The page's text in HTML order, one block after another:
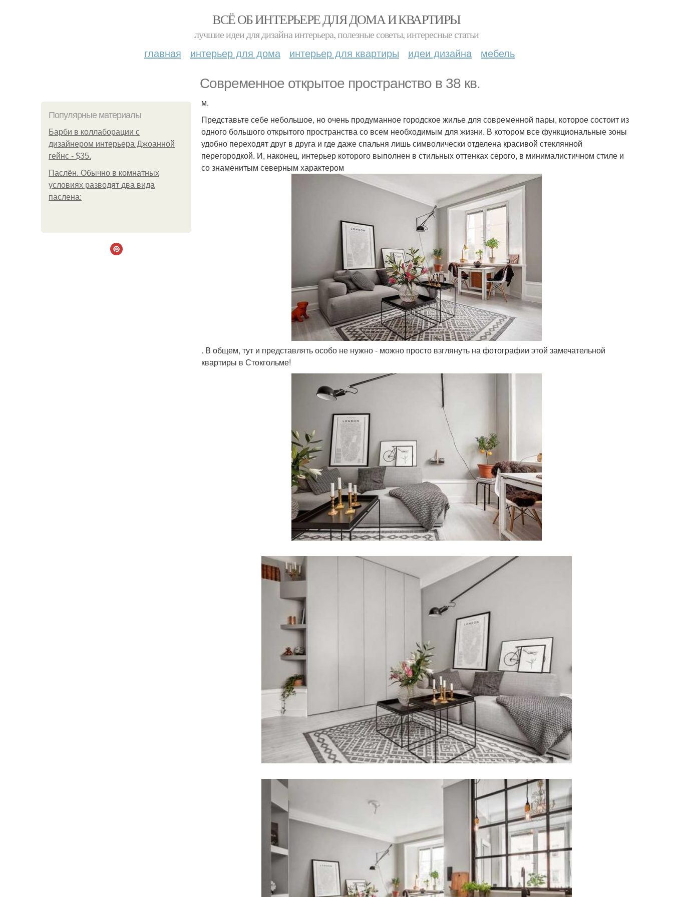
ВСЁ ОБ ИНТЕРЬЕРЕ ДЛЯ ДОМА И КВАРТИРЫ
лучшие идеи для дизайна интерьера, полезные советы, интересные статьи
главная интерьер для дома интерьер для квартиры идеи дизайна мебель
Современное открытое пространство в 38 кв.
Популярные материалы
Барби в коллаборации с
дизайнером интерьера Джоанной
гейнс - $35.
Паслён. Обычно в комнатных
условиях разводят два вида
паслена:
м.
Представьте себе небольшое, но очень продуманное городское жилье для современной пары, которое состоит из
одного большого открытого пространства со всем необходимым для жизни. В котором все функциональные зоны
удобно переходят друг в друга и где даже спальня лишь символически отделена красивой стеклянной
перегородкой. И, наконец, интерьер которого выполнен в стильных оттенках серого, в минималистичном стиле и
со знаменитым северным характером
. В общем, тут и представлять особо не нужно - можно просто взглянуть на фотографии этой замечательной
квартиры в Стокгольме!